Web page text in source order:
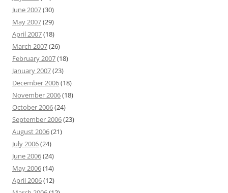
June 2007(30)
May 2007(29)
April 2007(18)
March 2007(26)
February 2007(18)
January 2007(23)
December 2006(18)
November 2006(18)
October 2006(24)
September 2006(23)
August 2006(21)
July 2006(24)
June 2006(24)
May 2006(14)
April 2006(12)